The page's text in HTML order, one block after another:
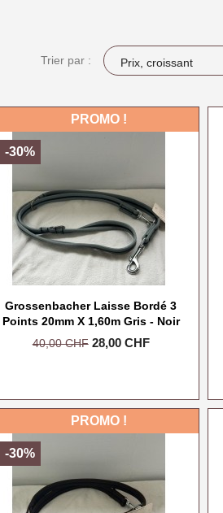
Trier par : Prix, croissant
Grossenbacher Laisse Bordé 3
Points 20mm X 1,60m Gris - Noir
Prix
40,00 CHF Prix
28,00 CHF
PROMO !
-30%
PROMO !
-30%